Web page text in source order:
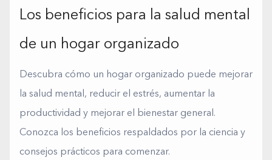
Los beneficios para la salud mental
de un hogar organizado
Descubra cómo un hogar organizado puede mejorar
la salud mental, reducir el estrés, aumentar la
productividad y mejorar el bienestar general.
Conozca los beneficios respaldados por la ciencia y
consejos prácticos para comenzar.